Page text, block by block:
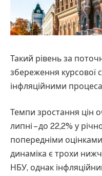
Такий рівень за
збереження курсової
інфляційними
Темпи зростання цін
липні – до 22,2% у
попередніми
динаміка є трохи
НБУ, однак